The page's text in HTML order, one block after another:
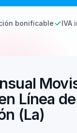
bonificable IVA
Línea
(La)